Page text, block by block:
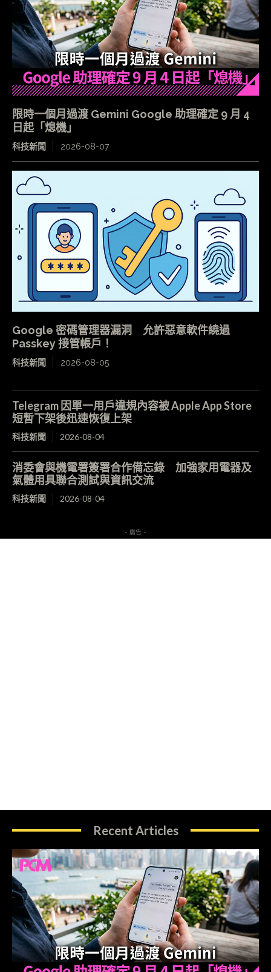
限時一個月過渡 Gemini Google 助理確定 9 月 4
日起「熄機」
科技新聞 2026-08-07
Google 密碼管理器漏洞 允許惡意軟件繞過
Passkey 接管帳戶！
科技新聞 2026-08-05
Telegram 因單一用戶違規內容被 Apple App Store
短暫下架後迅速恢復上架
科技新聞 2026-08-04
消委會與機電署簽署合作備忘錄 加強家用電器及
氣體用具聯合測試與資訊交流
科技新聞 2026-08-04
- 廣告 -
Recent Articles